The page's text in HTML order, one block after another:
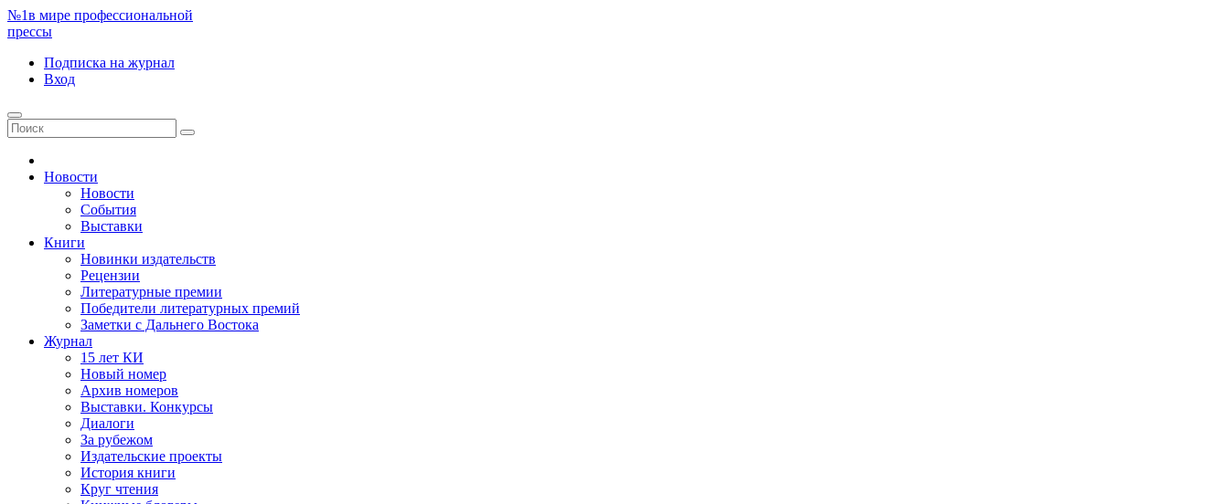
№1в мире профессиональной
прессы
Подписка на журнал
Вход
Новости
Новости
События
Выставки
Книги
Новинки издательств
Рецензии
Литературные премии
Победители литературных премий
Заметки с Дальнего Востока
Журнал
15 лет КИ
Новый номер
Архив номеров
Выставки. Конкурсы
Диалоги
За рубежом
Издательские проекты
История книги
Круг чтения